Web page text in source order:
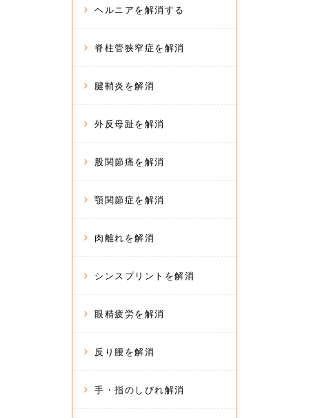
ヘルニアを解消する
脊柱管狭窄症を解消
腱鞘炎を解消
外反母趾を解消
股関節痛を解消
顎関節症を解消
肉離れを解消
シンスプリントを解消
眼精疲労を解消
反り腰を解消
手・指のしびれ解消